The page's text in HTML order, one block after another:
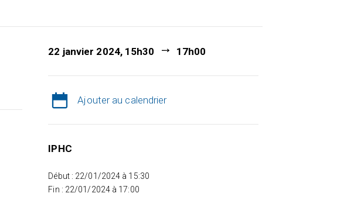
22 janvier 2024, 15h30 17h00
Ajouter au calendrier
IPHC
Début : 22/01/2024 à 15:30
Fin : 22/01/2024 à 17:00